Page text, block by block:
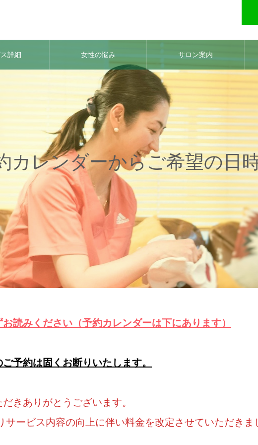
詳細 女性の悩み サロン案内
カレンダーからご希望の日
読みください（予約カレンダーは下にあります）
予約は固くお断りいたします。
きありがとうございます。
サービス内容の向上に伴い料金を改定させていただきま